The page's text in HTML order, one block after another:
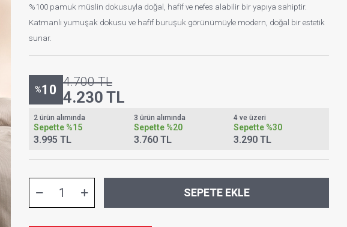
%100 pamuk müslin dokusuyla doğal, hafif ve nefes alabilir bir yapıya sahiptir.
Katmanlı yumuşak dokusu ve hafif buruşuk görünümüyle modern, doğal bir estetik
sunar.
%10
4.700TL
4.230 TL
2 ürün alımında
Sepette %15
3.995 TL
3 ürün alımında
Sepette %20
3.760 TL
4 ve üzeri
Sepette %30
3.290 TL
SEPETE EKLE